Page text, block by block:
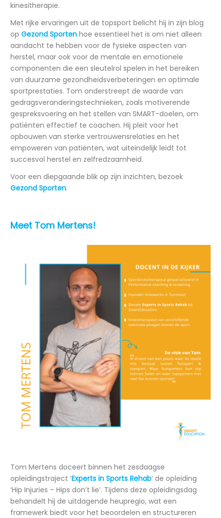
kinesitherapie.
Met rijke ervaringen uit de topsport belicht hij in zijn blog
opGezond Sporten hoe essentieel het is om niet alleen
aandacht te hebben voor de fysieke aspecten van
herstel, maar ook voor de mentale en emotionele
componenten die een sleutelrol spelen in het bereiken
van duurzame gezondheidsverbeteringen en optimale
sportprestaties. Tom onderstreept de waarde van
gedragsveranderingstechnieken, zoals motiverende
gespreksvoering en het stellen van SMART-doelen, om
patiënten effectief te coachen. Hij pleit voor het
opbouwen van sterke vertrouwensrelaties en het
empoweren van patiënten, wat uiteindelijk leidt tot
succesvol herstel en zelfredzaamheid.
Voor een diepgaande blik op zijn inzichten, bezoek
Gezond Sporten.
Meet Tom Mertens!
Tom Mertens doceert binnen het zesdaagse
opleidingstraject ‘Experts in Sports Rehab‘ de opleiding
‘Hip Injuries – Hips don’t lie’. Tijdens deze opleidingsdag
behandelt hij de uitdagende heupregio, wat een
framewerk biedt voor het beoordelen en structureren